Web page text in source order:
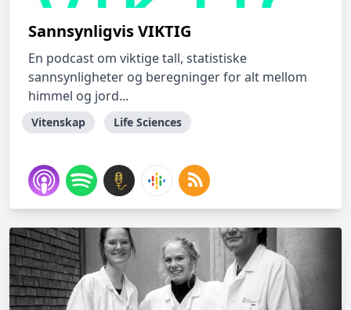
Sannsynligvis VIKTIG
En podcast om viktige tall, statistiske
sannsynligheter og beregninger for alt mellom
himmel og jord...
Vitenskap Life Sciences